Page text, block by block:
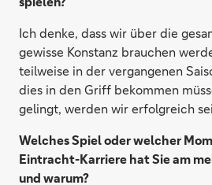
Ich denke, dass wir über die
gewisse Konstanz brauchen
teilweise in der vergangenen
dies in den Griff bekommen
gelingt, werden wir erfolgreich
Welches Spiel oder welcher
Eintracht-Karriere hat Sie am
und warum?